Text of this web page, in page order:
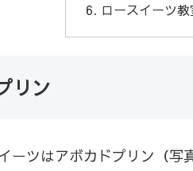
ロースイーツ
リン
ーツはアボカドプリン（写